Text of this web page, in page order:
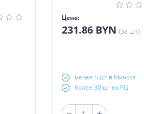
Цена:
231.86 BYN (за шт)
менее 5 шт в Минске
более 30 шт на РЦ